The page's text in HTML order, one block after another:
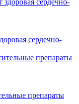
сердечно-
препараты